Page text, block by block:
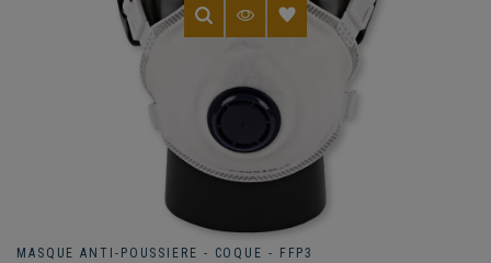
MASQUE ANTI-POUSSIERE - COQUE - FFP3